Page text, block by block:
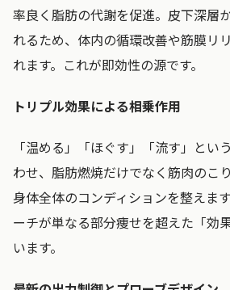
率良く脂肪の代謝を促進。皮下深層
れるため、体内の循環改善や筋膜リ
れます。これが即効性の源です。
トリプル効果による相乗作用
「温める」「ほぐす」「流す」とい
わせ、脂肪燃焼だけでなく筋肉のこ
身体全体のコンディションを整えま
ーチが単なる部分痩せを超えた「効
います。